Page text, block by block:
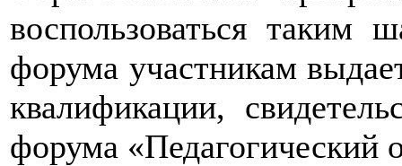
воспользоваться
форума участникам
квалификации,
форума «Педагогический